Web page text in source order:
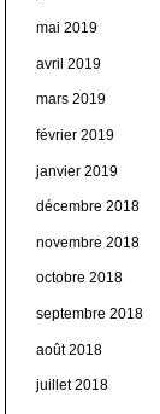
mai 2019
avril 2019
mars 2019
février 2019
janvier 2019
décembre 2018
novembre 2018
octobre 2018
septembre 2018
août 2018
juillet 2018